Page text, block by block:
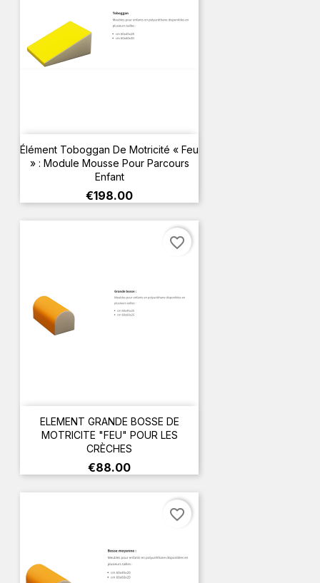
Élément Toboggan De Motricité « Feu
» : Module Mousse Pour Parcours
Enfant
Price
€198.00
ELEMENT GRANDE BOSSE DE
MOTRICITE "FEU" POUR LES
CRÈCHES
Price
€88.00
favorite_border
favorite_border